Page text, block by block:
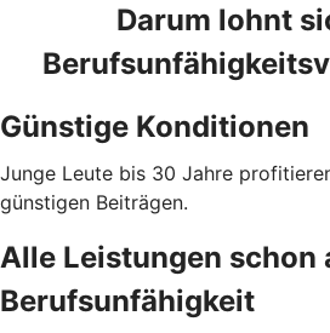
Darum lohnt
Günstige Konditionen
Junge Leute bis 30 Jahre
günstigen Beiträgen.
Alle Leistungen schon
Berufsunfähigkeit